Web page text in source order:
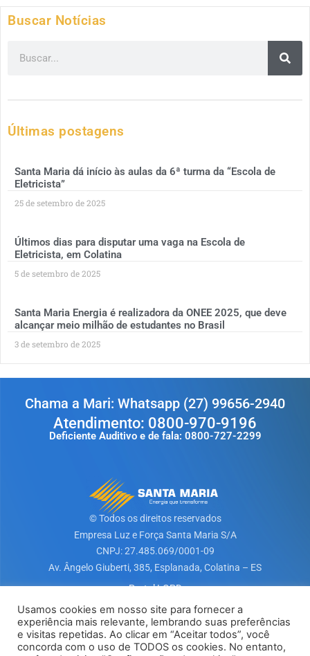
Buscar Notícias
Últimas postagens
Santa Maria dá início às aulas da 6ª turma da “Escola de
Eletricista”
25 de setembro de 2025
Últimos dias para disputar uma vaga na Escola de
Eletricista, em Colatina
5 de setembro de 2025
Santa Maria Energia é realizadora da ONEE 2025, que deve
alcançar meio milhão de estudantes no Brasil
3 de setembro de 2025
Chama a Mari: Whatsapp (27) 99656-2940
Atendimento: 0800-970-9196
Deficiente Auditivo e de fala: 0800-727-2299
© Todos os direitos reservados
Empresa Luz e Força Santa Maria S/A​
CNPJ: 27.485.069/0001-09
Av. Ângelo Giuberti, 385, Esplanada, Colatina – ES
Portal LGPD
Baixe nosso App
Usamos cookies em nosso site para fornecer a
experiência mais relevante, lembrando suas preferências
e visitas repetidas. Ao clicar em “Aceitar todos”, você
concorda com o uso de TODOS os cookies. No entanto,